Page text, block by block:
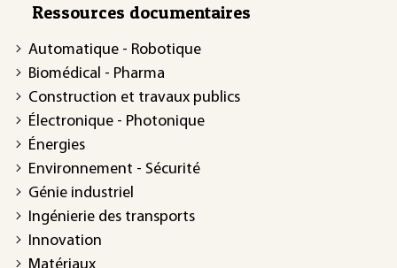
Ressources documentaires
Automatique - Robotique
Biomédical - Pharma
Construction et travaux publics
Électronique - Photonique
Énergies
Environnement - Sécurité
Génie industriel
Ingénierie des transports
Innovation
Matériaux